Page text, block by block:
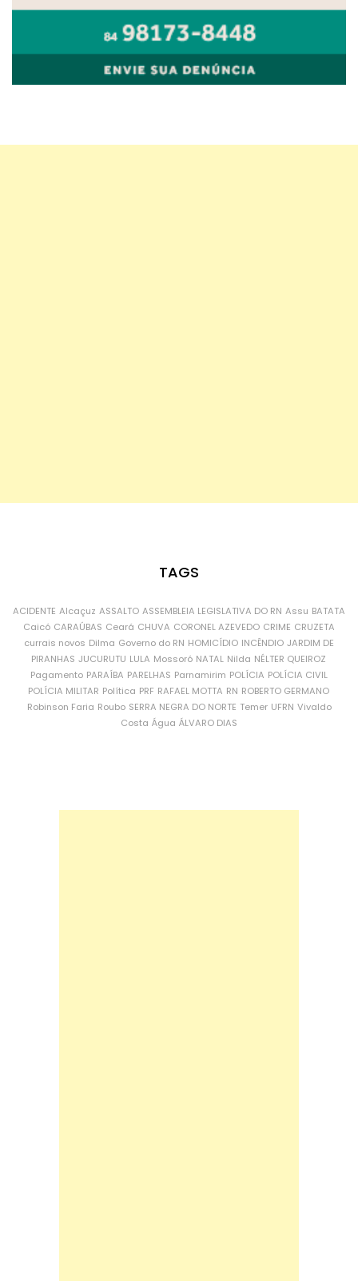
TAGS
ACIDENTE Alcaçuz ASSALTO ASSEMBLEIA LEGISLATIVA DO RN Assu BATATA
Caicó CARAÚBAS Ceará CHUVA CORONEL AZEVEDO CRIME CRUZETA
currais novos Dilma Governo do RN HOMICÍDIO INCÊNDIO JARDIM DE
PIRANHAS JUCURUTU LULA Mossoró NATAL Nilda NÉLTER QUEIROZ
Pagamento PARAÍBA PARELHAS Parnamirim POLÍCIA POLÍCIA CIVIL
POLÍCIA MILITAR Política PRF RAFAEL MOTTA RN ROBERTO GERMANO
Robinson Faria Roubo SERRA NEGRA DO NORTE Temer UFRN Vivaldo
Costa Água ÁLVARO DIAS